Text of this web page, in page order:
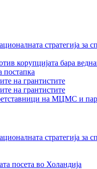
стратегија
корупцијата бара
постапка
на грантистите
на грантистите
на МЦМС и
стратегија
посета во Холандија